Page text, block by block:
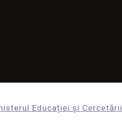
Educației și Cercetării